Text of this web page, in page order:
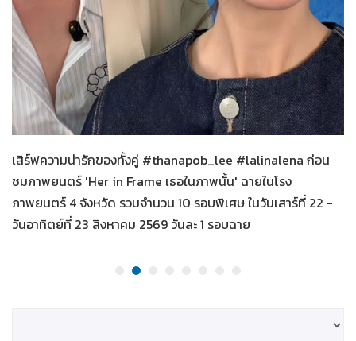
04-08-2569
Her in Frame เธอในภาพนั้น
เสิร์ฟความน่ารักของทั้งคู่ #thanapob_lee #lalinalena ก่อน
ชมภาพยนตร์ 'Her in Frame เธอในภาพนั้น' ฉายในโรง
ภาพยนตร์ 4 จังหวัด รวมจำนวน 10 รอบพิเศษ ในวันเสาร์ที่ 22 -
วันอาทิตย์ที่ 23 สิงหาคม 2569 วันละ 1 รอบฉาย